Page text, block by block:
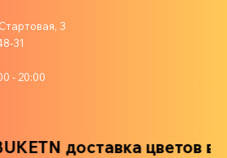
3
31
- 20:00
доставка цветов